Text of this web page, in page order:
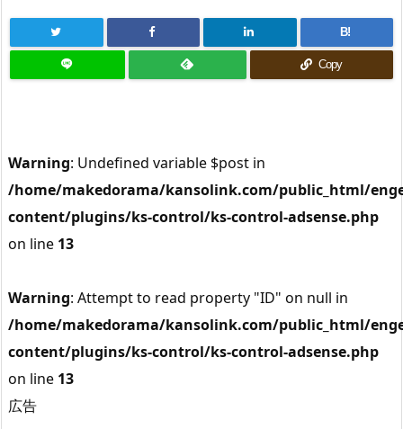
B!
Copy
Warning: Undefined variable $post in
/home/makedorama/kansolink.com/public_html/
content/plugins/ks-control/ks-control-adsense.php
on line 13
Warning: Attempt to read property "ID" on null in
/home/makedorama/kansolink.com/public_html/
content/plugins/ks-control/ks-control-adsense.php
on line 13
広告